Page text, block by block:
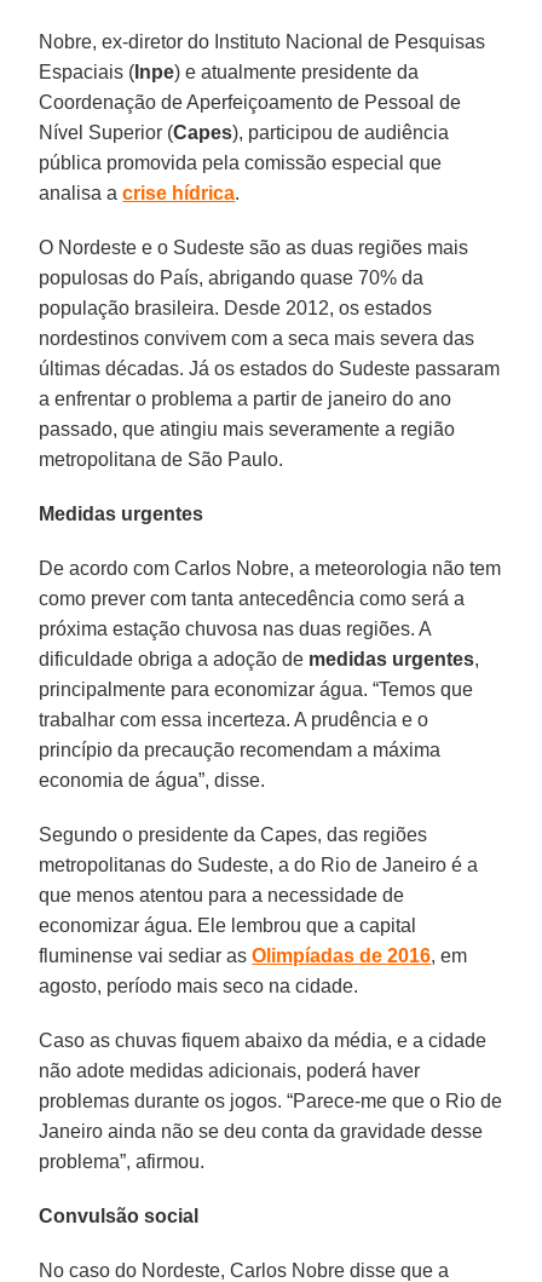
Nobre, ex-diretor do Instituto Nacional de Pesquisas
Espaciais ( Inpe) e atualmente presidente da
Coordenação de Aperfeiçoamento de Pessoal de
Nível Superior (Capes), participou de audiência
pública promovida pela comissão especial que
analisa acrise hídrica.
O Nordeste e o Sudeste são as duas regiões mais
populosas do País, abrigando quase 70% da
população brasileira. Desde 2012, os estados
nordestinos convivem com a seca mais severa das
últimas décadas. Já os estados do Sudeste passaram
a enfrentar o problema a partir de janeiro do ano
passado, que atingiu mais severamente a região
metropolitana de São Paulo.
Medidas urgentes
De acordo com Carlos Nobre, a meteorologia não tem
como prever com tanta antecedência como será a
próxima estação chuvosa nas duas regiões. A
dificuldade obriga a adoção de medidas urgentes,
principalmente para economizar água. “Temos que
trabalhar com essa incerteza. A prudência e o
princípio da precaução recomendam a máxima
economia de água”, disse.
Segundo o presidente da Capes, das regiões
metropolitanas do Sudeste, a do Rio de Janeiro é a
que menos atentou para a necessidade de
economizar água. Ele lembrou que a capital
fluminense vai sediar asOlimpíadas de 2016, em
agosto, período mais seco na cidade.
Caso as chuvas fiquem abaixo da média, e a cidade
não adote medidas adicionais, poderá haver
problemas durante os jogos. “Parece-me que o Rio de
Janeiro ainda não se deu conta da gravidade desse
problema”, afirmou.
Convulsão social
No caso do Nordeste, Carlos Nobre disse que a